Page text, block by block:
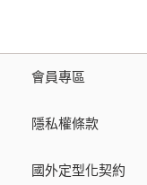
會員專區
隱私權條款
國外定型化契約